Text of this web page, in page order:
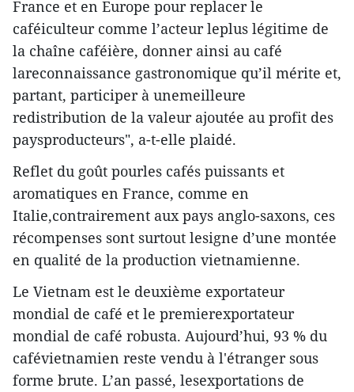
France et en Europe pour replacer le
caféiculteur comme l’acteur leplus légitime de
la chaîne caféière, donner ainsi au café
lareconnaissance gastronomique qu’il mérite et,
partant, participer à unemeilleure
redistribution de la valeur ajoutée au profit des
paysproducteurs", a-t-elle plaidé.
Reflet du goût pourles cafés puissants et
aromatiques en France, comme en
Italie,contrairement aux pays anglo-saxons, ces
récompenses sont surtout lesigne d’une montée
en qualité de la production vietnamienne.
Le Vietnam est le deuxième exportateur
mondial de café et le premierexportateur
mondial de café robusta. Aujourd’hui, 93 % du
cafévietnamien reste vendu à l'étranger sous
forme brute. L’an passé, lesexportations de